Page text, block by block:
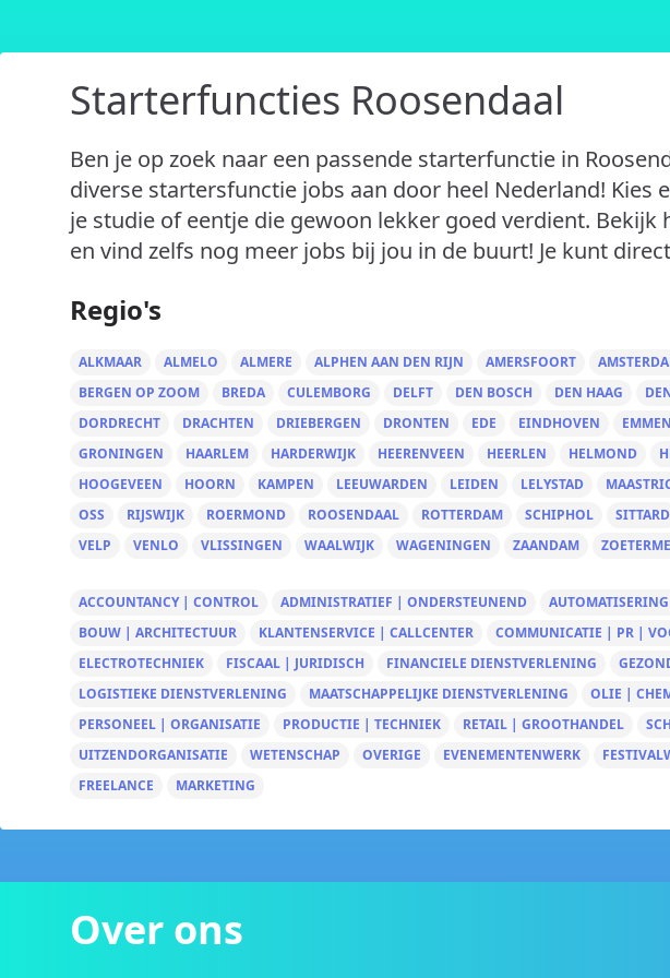
Starterfuncties Roosendaal
Ben je op zoek naar een passende starterfunctie in
diverse startersfunctie jobs aan door heel Nederland! Kies
je studie of eentje die gewoon lekker goed verdient. Bekijk
en vind zelfs nog meer jobs bij jou in de buurt! Je kunt
Regio's
ALKMAAR ALMELO ALMERE ALPHEN AAN DEN RIJN AMERSFOORT
BERGEN OP ZOOM
BREDA CULEMBORG DELFT DEN BOSCH DEN HAAG
DORDRECHT
DRACHTEN DRIEBERGEN DRONTEN EDE EINDHOVEN EMMEN
GRONINGEN
HAARLEM HARDERWIJK HEERENVEEN HEERLEN HELMOND
HOOGEVEEN
HOORN KAMPEN LEEUWARDEN LEIDEN LELYSTAD
OSS
RIJSWIJK ROERMOND ROOSENDAAL ROTTERDAM SCHIPHOL SITTARD
VELP
VENLO VLISSINGEN WAALWIJK WAGENINGEN ZAANDAM
ACCOUNTANCY | CONTROL ADMINISTRATIEF | ONDERSTEUNEND
BOUW | ARCHITECTUUR
KLANTENSERVICE | CALLCENTER COMMUNICATIE | PR |
ELECTROTECHNIEK
FISCAAL | JURIDISCH FINANCIELE DIENSTVERLENING
LOGISTIEKE DIENSTVERLENING
MAATSCHAPPELIJKE DIENSTVERLENING OLIE |
PERSONEEL | ORGANISATIE
PRODUCTIE | TECHNIEK RETAIL | GROOTHANDEL
UITZENDORGANISATIE
WETENSCHAP OVERIGE EVENEMENTENWERK
FREELANCE
MARKETING
Over ons